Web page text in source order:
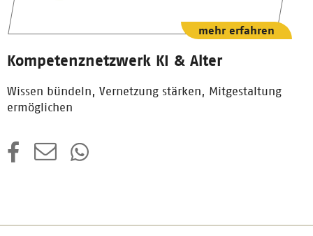
Kompetenznetzwerk KI & Alter
Wissen bündeln, Vernetzung stärken, Mitgestaltung
ermöglichen
mehr erfahren